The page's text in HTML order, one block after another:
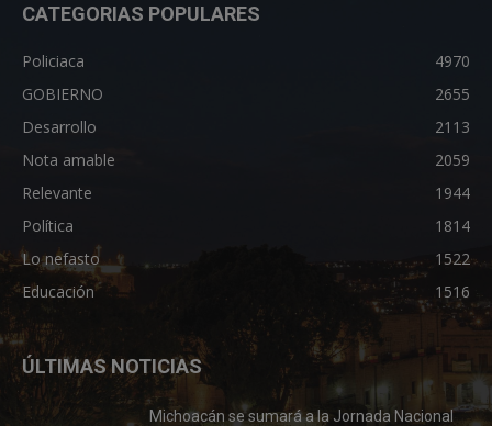
CATEGORIAS POPULARES
Policiaca
4970
GOBIERNO
2655
Desarrollo
2113
Nota amable
2059
Relevante
1944
Política
1814
Lo nefasto
1522
Educación
1516
ÚLTIMAS NOTICIAS
Michoacán se sumará a la Jornada Nacional